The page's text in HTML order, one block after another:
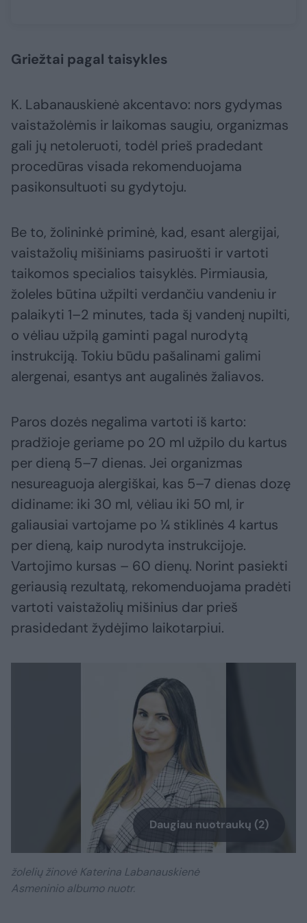
Griežtai pagal taisykles
K. Labanauskienė akcentavo: nors gydymas
vaistažolėmis ir laikomas saugiu, organizmas
gali jų netoleruoti, todėl prieš pradedant
procedūras visada rekomenduojama
pasikonsultuoti su gydytoju.
Be to, žolininkė priminė, kad, esant alergijai,
vaistažolių mišiniams pasiruošti ir vartoti
taikomos specialios taisyklės. Pirmiausia,
žoleles būtina užpilti verdančiu vandeniu ir
palaikyti 1–2 minutes, tada šį vandenį nupilti,
o vėliau užpilą gaminti pagal nurodytą
instrukciją. Tokiu būdu pašalinami galimi
alergenai, esantys ant augalinės žaliavos.
Paros dozės negalima vartoti iš karto:
pradžioje geriame po 20 ml užpilo du kartus
per dieną 5–7 dienas. Jei organizmas
nesureaguoja alergiškai, kas 5–7 dienas dozę
didiname: iki 30 ml, vėliau iki 50 ml, ir
galiausiai vartojame po ¼ stiklinės 4 kartus
per dieną, kaip nurodyta instrukcijoje.
Vartojimo kursas – 60 dienų. Norint pasiekti
geriausią rezultatą, rekomenduojama pradėti
vartoti vaistažolių mišinius dar prieš
prasidedant žydėjimo laikotarpiui.
Daugiau nuotraukų (2)
žolelių žinovė Katerina Labanauskienė
Asmeninio albumo nuotr.